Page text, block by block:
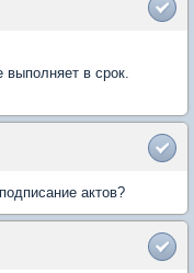
выполняет в срок.
актов?